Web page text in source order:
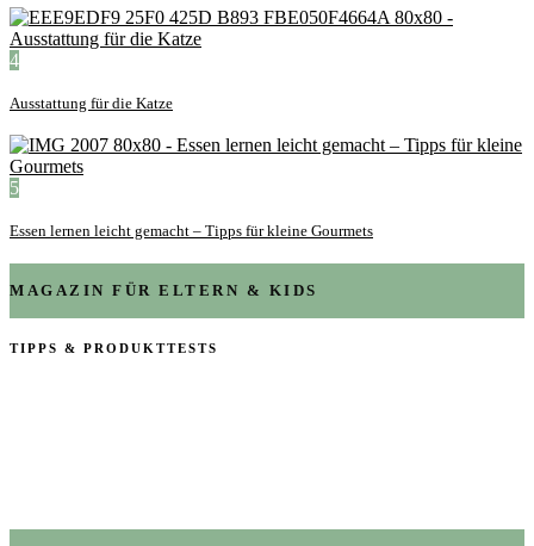
4
Ausstattung für die Katze
5
Essen lernen leicht gemacht – Tipps für kleine Gourmets
MAGAZIN FÜR ELTERN & KIDS
TIPPS & PRODUKTTESTS